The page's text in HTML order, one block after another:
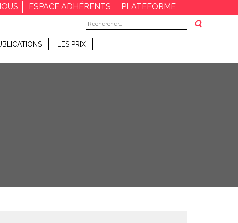
ESPACE ADHÉRENTS
PLATEFORME
Rechercher :
LES PRIX